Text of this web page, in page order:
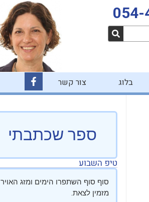
054-
בלוג צור קשר
c
b
o
k
f
ספר שכתבתי
טיפ השבוע
סוף סוף השתפרו הימים ומזג האויר
מזמין לצאת.